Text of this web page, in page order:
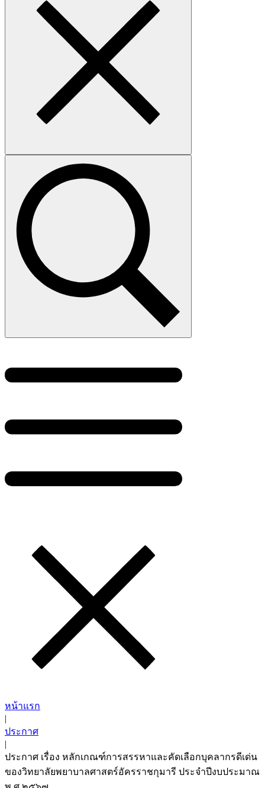
หน้าแรก
|
ประกาศ
|
ประกาศ เรื่อง หลักเกณฑ์การสรรหาและคัดเลือกบุคลากรดีเด่น
ของวิทยาลัยพยาบาลศาสตร์อัครราชกุมารี ประจำปีงบประมาณ